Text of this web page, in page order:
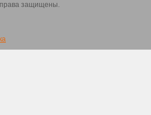
права защищены.